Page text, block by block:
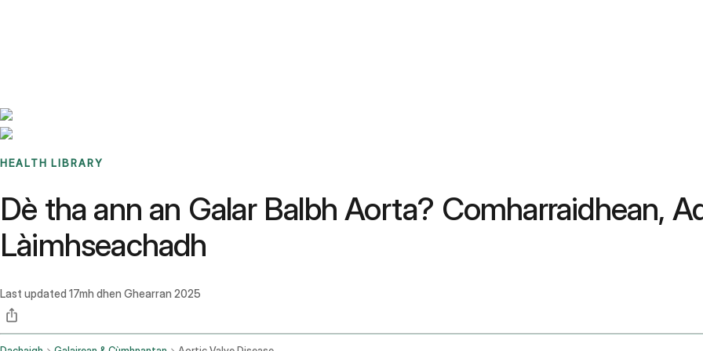
HEALTH LIBRARY
Dè tha ann an Galar Balbh Aorta? Comharraidhean,
Làimhseachadh
Last updated 17mh dhen Ghearran 2025